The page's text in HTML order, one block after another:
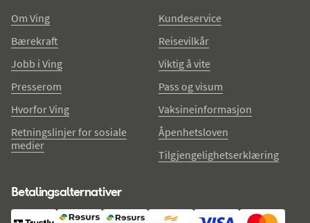
Om Ving
Bærekraft
Jobb i Ving
Presserom
Hvorfor Ving
Retningslinjer for sosiale
medier
Kundeservice
Reisevilkår
Viktig å vite
Pass og visum
Vaksineinformasjon
Åpenhetsloven
Tilgjengelighetserklæring
Betalingsalternativer